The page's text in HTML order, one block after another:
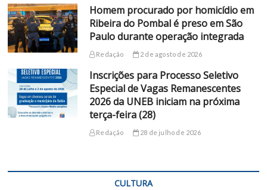
Homem procurado por homicídio em
Ribeira do Pombal é preso em São
Paulo durante operação integrada
Redação 2 de agosto de 2026
Inscrições para Processo Seletivo
Especial de Vagas Remanescentes
2026 da UNEB iniciam na próxima
terça-feira (28)
Redação 28 de julho de 2026
CULTURA